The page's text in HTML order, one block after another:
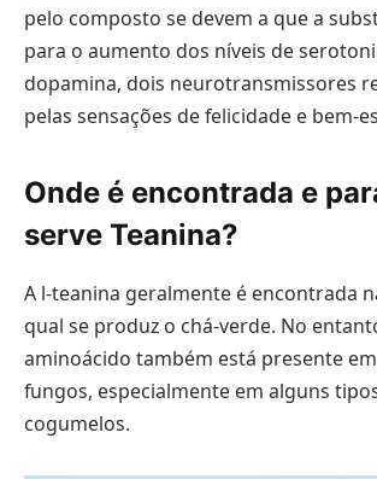
pelo composto se devem a que a
para o aumento dos níveis de
dopamina, dois neurotransmissores
pelas sensações de felicidade e bem-
Onde é encontrada e
serve Teanina?
A l-teanina geralmente é encontrada
qual se produz o chá-verde. No
aminoácido também está presente
fungos, especialmente em alguns
cogumelos.